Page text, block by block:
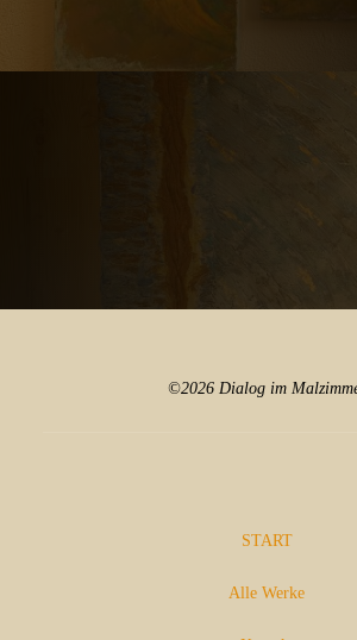
©2026 Dialog im
START
Alle Werke